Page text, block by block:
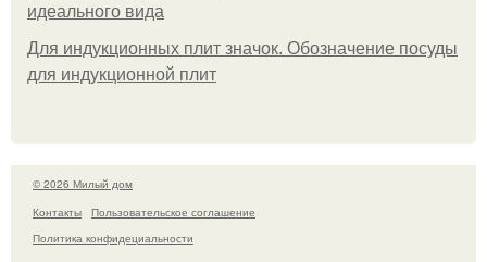
идеального вида
Для индукционных плит значок. Обозначение посуды
для индукционной плит
© 2026 Милый дом
Контакты
Пользовательское соглашение
Политика конфидециальности